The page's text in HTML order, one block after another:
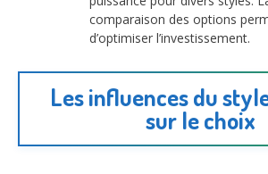
comparaison des options
d’optimiser l’investissement.
Les influences du
sur le choix